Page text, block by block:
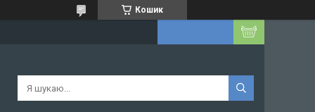
Кошик